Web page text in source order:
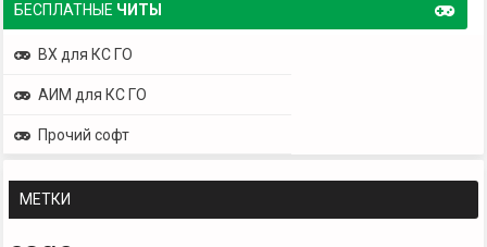
БЕСПЛАТНЫЕ ЧИТЫ
ВХ для КС ГО
АИМ для КС ГО
Прочий софт
МЕТКИ